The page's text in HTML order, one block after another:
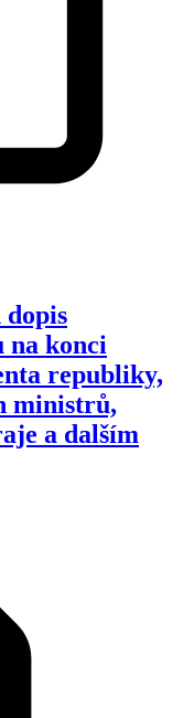
dopis
na konci
republiky,
ministrů,
a dalším